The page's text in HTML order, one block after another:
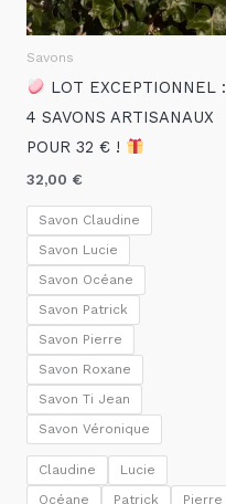
Savons
LOT EXCEPTIONNEL :
4 SAVONS ARTISANAUX
POUR 32 € !
32,00 €
Savon Claudine
Savon Lucie
Savon Océane
Savon Patrick
Savon Pierre
Savon Roxane
Savon Ti Jean
Savon Véronique
Claudine
Lucie
Océane
Patrick
Pierre